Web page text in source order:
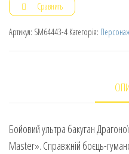
Сравнить
Артикул: SM64443-4 Категорія:
Бойовий ультра бакуган
Master». Справжній боєць-